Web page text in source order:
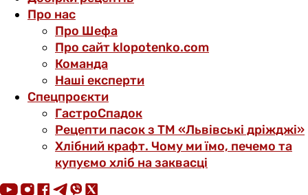
Про нас
Про Шефа
Про сайт klopotenko.com
Команда
Наші експерти
Спецпроєкти
ГастроСпадок
Рецепти пасок з ТМ «Львівські дріжджі»
Хлібний крафт. Чому ми їмо, печемо та
купуємо хліб на заквасці